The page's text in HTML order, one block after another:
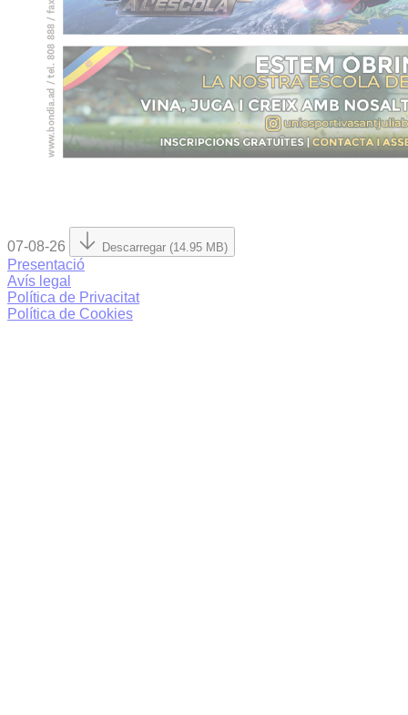
07-08-26 Descarregar (14.95 MB)
Presentació
Avís legal
Política de Privacitat
Política de Cookies